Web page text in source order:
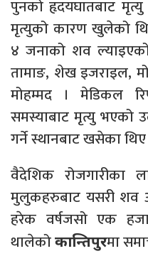
पुनको हृदयघातबाट
मृत्युको कारण खुलेको
४ जनाको शव
तामाङ, शेख इजराइल,
मोहम्मद । मेडिकल
समस्याबाट मृत्यु
गर्ने स्थानबाट खसेका थिए
वैदेशिक रोजगारीका
मुलुकहरुबाट यसरी शव
हरेक वर्षजसो एक
थालेकोकान्तिपुरमा